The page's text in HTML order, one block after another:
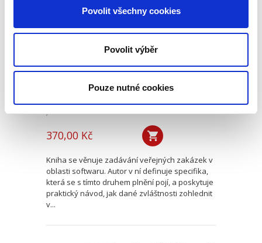
Povolit všechny cookies
Povolit výběr
Pouze nutné cookies
Veřejné zakázky v
oblasti softwaru.
Vendor lock-in a
další specifika
Jan Svoboda
370,00 Kč
Kniha se věnuje zadávání veřejných zakázek v
oblasti softwaru. Autor v ní definuje specifika,
která se s tímto druhem plnění pojí, a poskytuje
praktický návod, jak dané zvláštnosti zohlednit
v...